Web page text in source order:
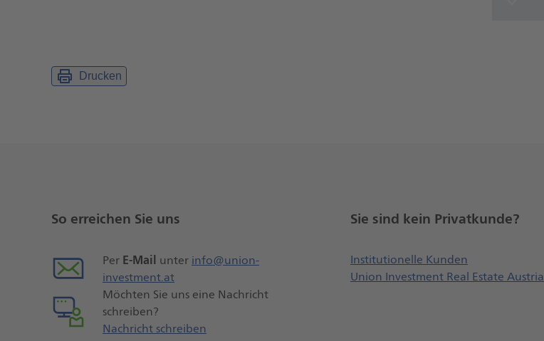
Drucken
So erreichen Sie uns
Per E-Mail unter info@union-
investment.at
Möchten Sie uns eine Nachricht
schreiben?
Nachricht schreiben
Sie sind kein Privatkunde?
Institutionelle Kunden
Union Investment Real Estate Austria